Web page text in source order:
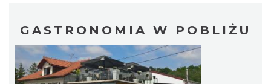
GASTRONOMIA W POBLIŻU